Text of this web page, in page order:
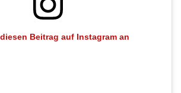
Beitrag auf Instagram an